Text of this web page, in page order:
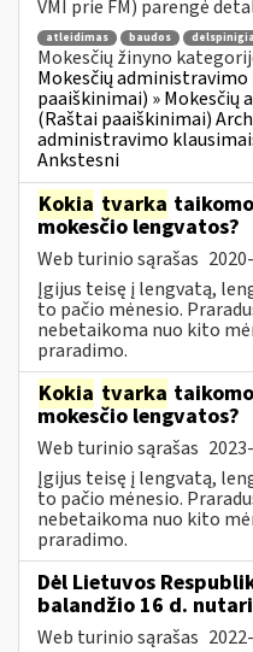
VMI prie FM) parengė
atleidimas baudos
Mokesčių žinyno
Mokesčių
paaiškinimai) »
(Raštai paaiškinimai)
administravimo
Ankstesni
Kokia tvarka
mokesčio lengvatos?
Web turinio sąrašas
Įgijus teisę į lengvatą,
to pačio mėnesio.
nebetaikoma nuo kito
praradimo.
Kokia tvarka
mokesčio lengvatos?
Web turinio sąrašas
Įgijus teisę į lengvatą,
to pačio mėnesio.
nebetaikoma nuo kito
praradimo.
Dėl Lietuvos
balandžio 16 d.
Web turinio sąrašas